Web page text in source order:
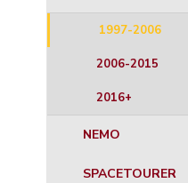
1997-2006
2006-2015
2016+
NEMO
SPACETOURER